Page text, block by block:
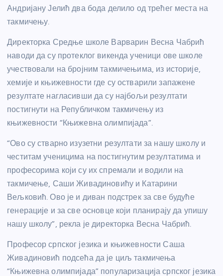
Андријану Јелић два бода делило од трећег места на
такмичењу.
Директорка Средње школе Варварин Весна Чабрић
наводи да су протеклог викенда ученици ове школе
учествовали на бројним такмичењима, из историје,
хемије и књижевности где су остварили запажене
резултате нагласивши да су најбољи резултати
постигнути на Републичком такмичењу из
књижевности “Књижевна олимпијада”.
“Ово су стварно изузетни резултати за нашу школу и
честитам ученицима на постигнутим резултатима и
професорима који су их спремали и водили на
такмичење, Саши Живадиновићу и Катарини
Вељковић. Ово је и диван подстрек за све будуће
генерације и за све основце који планирају да упишу
нашу школу”, рекла је директорка Весна Чабрић.
Професор српског језика и књижевности Саша
Живадиновић подсећа да је циљ такмичења
“Књижевна олимпијада” популаризација српског језика